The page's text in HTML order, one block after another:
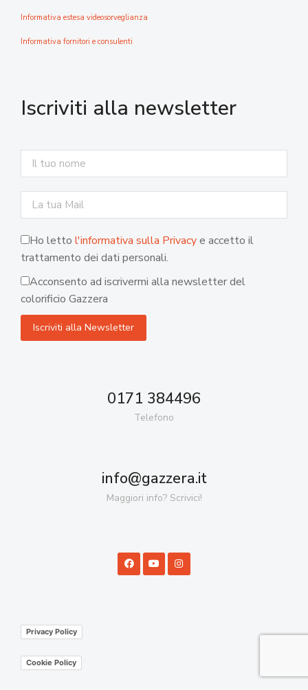
Informativa estesa videosorveglianza
Informativa fornitori e consulenti
Iscriviti alla newsletter
Ho letto l'informativa sulla Privacye accetto il
trattamento dei dati personali.
Acconsento ad iscrivermi alla newsletter del
colorificio Gazzera
0171 384496
Telefono
info@gazzera.it
Maggiori info? Scrivici!
Privacy Policy
Cookie Policy